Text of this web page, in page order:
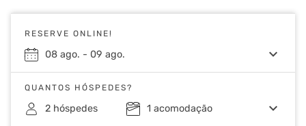
RESERVE ONLINE!
08 ago. - 09 ago. keyboard_arrow_down
QUANTOS HÓSPEDES?
2 hóspedes 1 acomodação keyboard_arrow_down